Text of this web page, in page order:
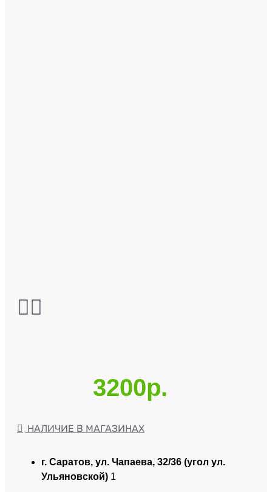
3200р.
НАЛИЧИЕ В МАГАЗИНАХ
г. Саратов, ул. Чапаева, 32/36 (угол ул.
Ульяновской) 1